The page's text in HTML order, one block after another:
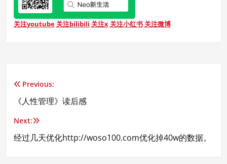
关注youtube 关注bilibili 关注x 关注小红书 关注微博
文
章
导
Previous:
《人性管理》读后感
Next:
经过几天优化http://woso100.com优化掉40w的数据。